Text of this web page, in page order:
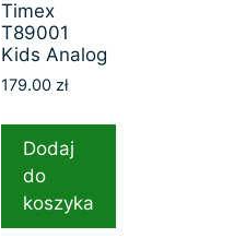
Timex
T89001
Kids Analog
179.00 zł
Dodaj
do
koszyka